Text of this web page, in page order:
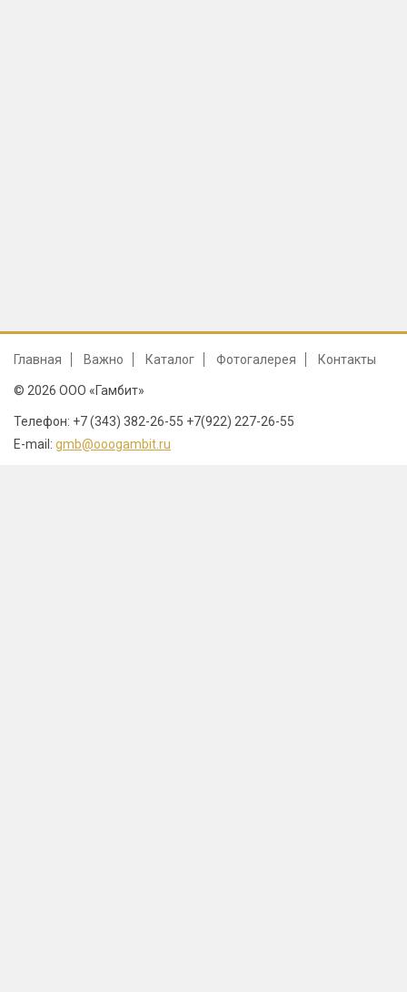
Главная Важно Каталог Фотогалерея Контакты
© 2026 ООО «Гамбит»
Телефон: +7 (343) 382-26-55 +7(922) 227-26-55
E-mail: gmb@ooogambit.ru